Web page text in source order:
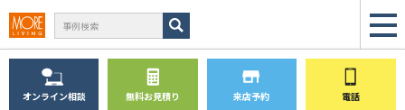
オンライン相談 無料お見積り 来店予約 電話